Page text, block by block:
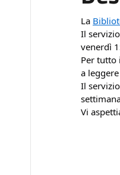
La
Il
venerdì
Per tutto
a
Il
Vi